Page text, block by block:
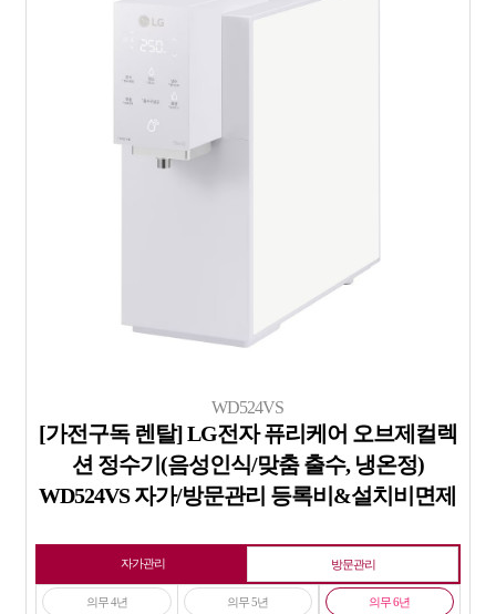
WD524VS
[가전구독 렌탈] LG전자 퓨리케어 오브제컬렉
션 정수기(음성인식/맞춤 출수, 냉온정)
WD524VS 자가/방문관리 등록비&설치비면제
자가관리 방문관리
의무 4년 의무 5년 의무 6년